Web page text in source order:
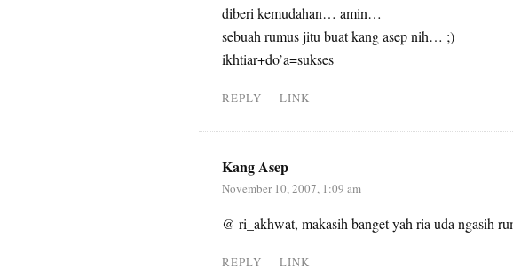
diberi kemudahan… amin…
sebuah rumus jitu buat kang asep nih… ;)
ikhtiar+do’a=sukses
REPLY LINK
Kang Asep
November 10, 2007, 1:09 am
@ ri_akhwat, makasih banget yah ria uda ngasih
REPLY LINK